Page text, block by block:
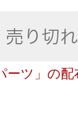
ーツ」の